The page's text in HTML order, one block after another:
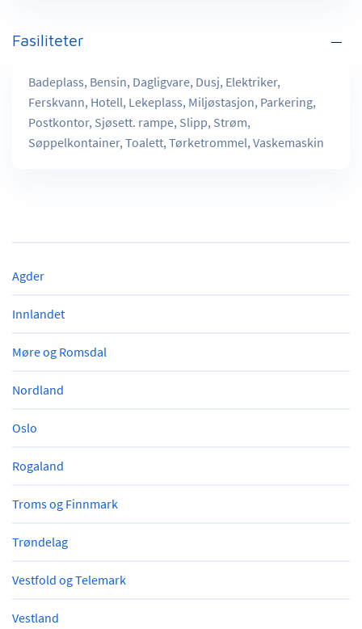
Fasiliteter
Badeplass, Bensin, Dagligvare, Dusj, Elektriker,
Ferskvann, Hotell, Lekeplass, Miljøstasjon, Parkering,
Postkontor, Sjøsett. rampe, Slipp, Strøm,
Søppelkontainer, Toalett, Tørketrommel, Vaskemaskin
Agder
Innlandet
Møre og Romsdal
Nordland
Oslo
Rogaland
Troms og Finnmark
Trøndelag
Vestfold og Telemark
Vestland